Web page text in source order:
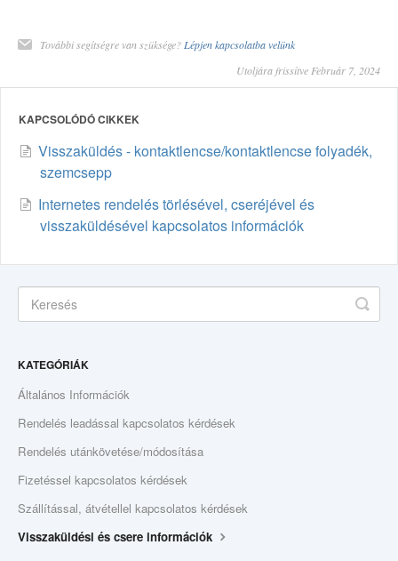
További segítségre van szüksége? Lépjen kapcsolatba velünk
Utoljára frissítve Február 7, 2024
KAPCSOLÓDÓ CIKKEK
Visszaküldés - kontaktlencse/kontaktlencse folyadék,
szemcsepp
Internetes rendelés törlésével, cseréjével és
visszaküldésével kapcsolatos információk
KATEGÓRIÁK
Általános Információk
Rendelés leadással kapcsolatos kérdések
Rendelés utánkövetése/módosítása
Fizetéssel kapcsolatos kérdések
Szállítással, átvétellel kapcsolatos kérdések
Visszaküldési és csere információk